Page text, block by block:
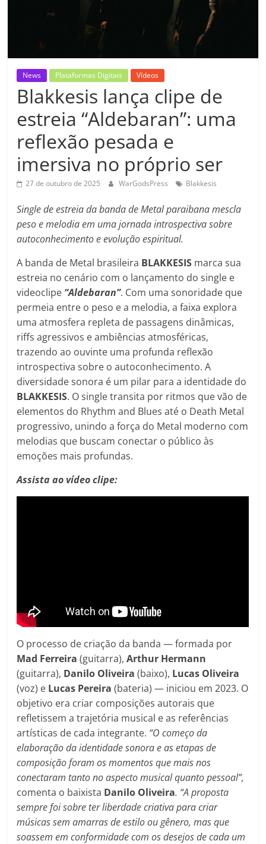
News Plataformas Digitais Vídeos
Blakkesis lança clipe de
estreia “Aldebaran”: uma
reflexão pesada e
imersiva no próprio ser
27 de outubro de 2025 WarGodsPress Blakkesis
Single de estreia da banda de Metal paraibana mescla
peso e melodia em uma jornada introspectiva sobre
autoconhecimento e evolução espiritual.
A banda de Metal brasileira BLAKKESIS marca sua
estreia no cenário com o lançamento do single e
videoclipe “Aldebaran”. Com uma sonoridade que
permeia entre o peso e a melodia, a faixa explora
uma atmosfera repleta de passagens dinâmicas,
riffs agressivos e ambiências atmosféricas,
trazendo ao ouvinte uma profunda reflexão
introspectiva sobre o autoconhecimento. A
diversidade sonora é um pilar para a identidade do
BLAKKESIS. O single transita por ritmos que vão de
elementos do Rhythm and Blues até o Death Metal
progressivo, unindo a força do Metal moderno com
melodias que buscam conectar o público às
emoções mais profundas.
Assista ao vídeo clipe:
O processo de criação da banda — formada por
Mad Ferreira (guitarra),Arthur Hermann
(guitarra), Danilo Oliveira (baixo), Lucas Oliveira
(voz) e Lucas Pereira (bateria) — iniciou em 2023. O
objetivo era criar composições autorais que
refletissem a trajetória musical e as referências
artísticas de cada integrante. “O começo da
elaboração da identidade sonora e as etapas de
composição foram os momentos que mais nos
conectaram tanto no aspecto musical quanto pessoal”,
comenta o baixista Danilo Oliveira. “A proposta
sempre foi sobre ter liberdade criativa para criar
músicas sem amarras de estilo ou gênero, mas que
soassem em conformidade com os desejos de cada um